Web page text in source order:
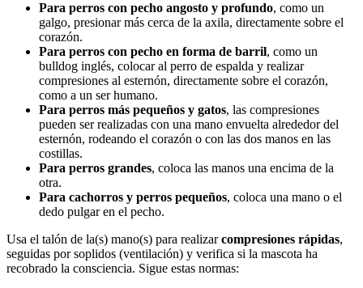
Para perros con pecho angosto y profundo, como un
galgo, presionar más cerca de la axila, directamente sobre el
corazón.
Para perros con pecho en forma de barril, como un
bulldog inglés, colocar al perro de espalda y realizar
compresiones al esternón, directamente sobre el corazón,
como a un ser humano.
Para perros más pequeños y gatos, las compresiones
pueden ser realizadas con una mano envuelta alrededor del
esternón, rodeando el corazón o con las dos manos en las
costillas.
Para perros grandes, coloca las manos una encima de la
otra.
Para cachorros y perros pequeños, coloca una mano o el
dedo pulgar en el pecho.
Usa el talón de la(s) mano(s) para realizarcompresiones rápidas,
seguidas por soplidos (ventilación) y verifica si la mascota ha
recobrado la consciencia. Sigue estas normas: